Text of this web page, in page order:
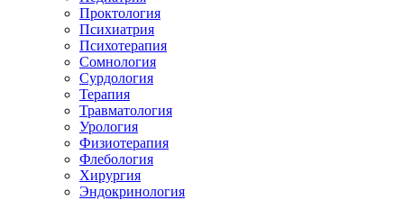
Проктология
Психиатрия
Психотерапия
Сомнология
Сурдология
Терапия
Травматология
Урология
Физиотерапия
Флебология
Хирургия
Эндокринология